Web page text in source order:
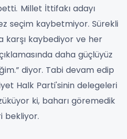
Millet İttifakı adayı
seçim kaybetmiyor. Sürekli
karşı kaybediyor ve her
daha güçlüyüz
diyor. Tabi devam edip
Halk Parti'sinin delegeleri
ki, baharı göremedik
bekliyor.